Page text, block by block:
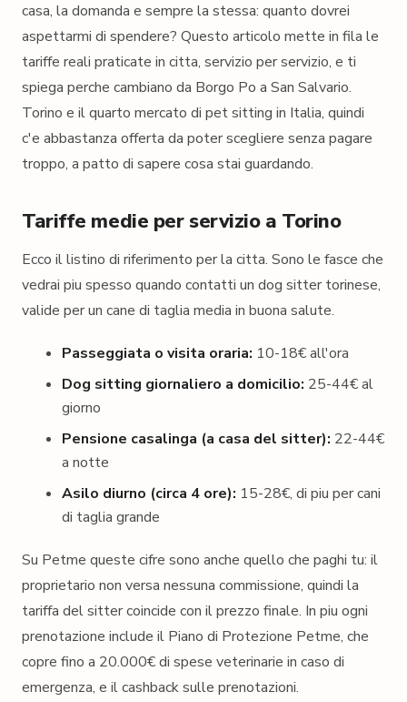
casa, la domanda e sempre la stessa: quanto dovrei
aspettarmi di spendere? Questo articolo mette in fila le
tariffe reali praticate in citta, servizio per servizio, e ti
spiega perche cambiano da Borgo Po a San Salvario.
Torino e il quarto mercato di pet sitting in Italia, quindi
c'e abbastanza offerta da poter scegliere senza pagare
troppo, a patto di sapere cosa stai guardando.
Tariffe medie per servizio a Torino
Ecco il listino di riferimento per la citta. Sono le fasce che
vedrai piu spesso quando contatti un dog sitter torinese,
valide per un cane di taglia media in buona salute.
Passeggiata o visita oraria: 10-18€ all'ora
Dog sitting giornaliero a domicilio: 25-44€ al
giorno
Pensione casalinga (a casa del sitter): 22-44€
a notte
Asilo diurno (circa 4 ore): 15-28€, di piu per cani
di taglia grande
Su Petme queste cifre sono anche quello che paghi tu: il
proprietario non versa nessuna commissione, quindi la
tariffa del sitter coincide con il prezzo finale. In piu ogni
prenotazione include il Piano di Protezione Petme, che
copre fino a 20.000€ di spese veterinarie in caso di
emergenza, e il cashback sulle prenotazioni.